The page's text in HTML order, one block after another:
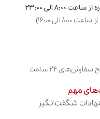
الی ۲۳:۰۰
الی ۱۶:۰۰)
روزهای کاری ساعت ۸ صبح سفارش‌های ۲۴ ساعت
مهم
شگفت‌انگیز